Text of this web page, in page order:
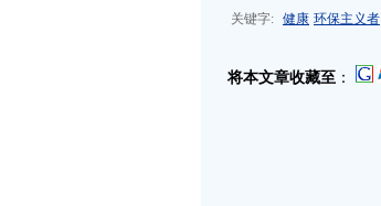
关键字: 健康 环保主义者
将本文章收藏至 ：